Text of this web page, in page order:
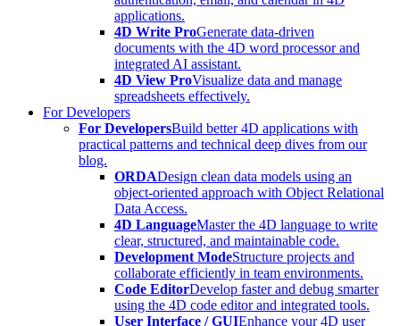
applications.
4D Write ProGenerate data-driven
documents with the 4D word processor and
integrated AI assistant.
4D View ProVisualize data and manage
spreadsheets effectively.
For Developers
For DevelopersBuild better 4D applications with
practical patterns and technical deep dives from our
blog.
ORDADesign clean data models using an
object-oriented approach with Object Relational
Data Access.
4D LanguageMaster the 4D language to write
clear, structured, and maintainable code.
Development ModeStructure projects and
collaborate efficiently in team environments.
Code EditorDevelop faster and debug smarter
using the 4D code editor and integrated tools.
User Interface / GUIEnhance your 4D user